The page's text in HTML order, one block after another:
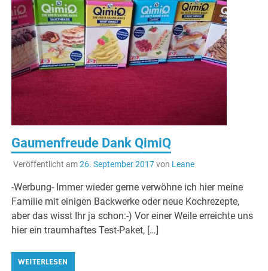
Gaumenfreude Dank QimiQ
Veröffentlicht am26. September 2017von Leane
-Werbung- Immer wieder gerne verwöhne ich hier meine
Familie mit einigen Backwerke oder neue Kochrezepte,
aber das wisst Ihr ja schon:-) Vor einer Weile erreichte uns
hier ein traumhaftes Test-Paket, […]
WEITERLESEN